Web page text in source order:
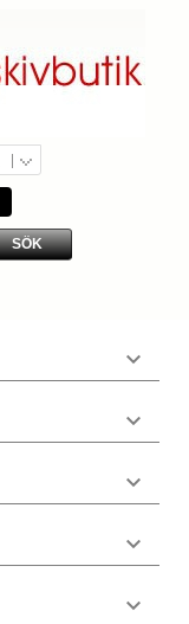
SÖK




